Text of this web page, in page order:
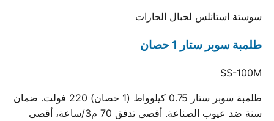
سوستة استانلس لحبال الحارات
طلمبة سوبر ستار 1 حصان
SS-100M
طلمبة سوبر ستار 0.75 كيلوواط (1 حصان) 220 فولت. ضمان
سنة ضد عيوب الصناعة. أقصى تدفق 70 م3/ساعة، أقصى